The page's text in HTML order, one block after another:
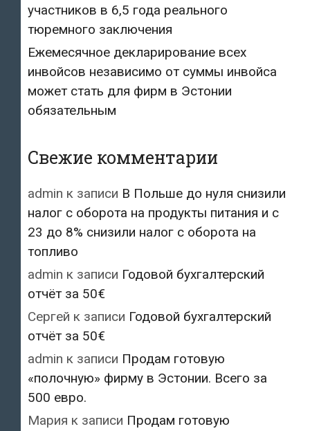
участников в 6,5 года реального
тюремного заключения
Ежемесячное декларирование всех
инвойсов независимо от суммы инвойса
может стать для фирм в Эстонии
обязательным
Свежие комментарии
admin к записи В Польше до нуля снизили
налог с оборота на продукты питания и с
23 до 8% снизили налог с оборота на
топливо
admin к записи Годовой бухгалтерский
отчёт за 50€
Сергей к записи Годовой бухгалтерский
отчёт за 50€
admin к записи Продам готовую
«полочную» фирму в Эстонии. Всего за
500 евро.
Мария к записи Продам готовую